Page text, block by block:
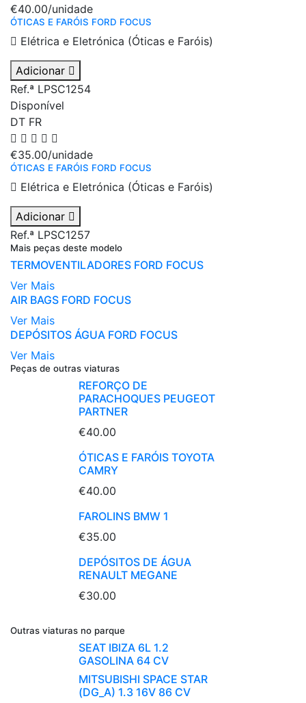
€40.00/unidade
ÓTICAS E FARÓIS FORD FOCUS
Elétrica e Eletrónica (Óticas e Faróis)
Adicionar
Ref.ª LPSC1254
Disponível
DT FR
€35.00/unidade
ÓTICAS E FARÓIS FORD FOCUS
Elétrica e Eletrónica (Óticas e Faróis)
Adicionar
Ref.ª LPSC1257
Mais peças deste modelo
TERMOVENTILADORES FORD FOCUS
Ver Mais
AIR BAGS FORD FOCUS
Ver Mais
DEPÓSITOS ÁGUA FORD FOCUS
Ver Mais
Peças de outras viaturas
REFORÇO DE
PARACHOQUES PEUGEOT
PARTNER
€40.00
ÓTICAS E FARÓIS TOYOTA
CAMRY
€40.00
FAROLINS BMW 1
€35.00
DEPÓSITOS DE ÁGUA
RENAULT MEGANE
€30.00
Outras viaturas no parque
SEAT IBIZA 6L 1.2
GASOLINA 64 CV
MITSUBISHI SPACE STAR
(DG_A) 1.3 16V 86 CV